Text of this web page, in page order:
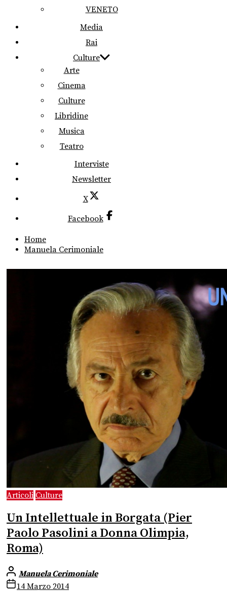
VENETO
Media
Rai
Culture
Arte
Cinema
Culture
Libridine
Musica
Teatro
Interviste
Newsletter
X
Facebook
Home
Manuela Cerimoniale
Articoli Culture
Un Intellettuale in Borgata (Pier
Paolo Pasolini a Donna Olimpia,
Roma)
Manuela Cerimoniale
14 Marzo 2014